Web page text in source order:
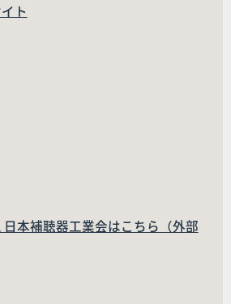
ト
本補聴器工業会はこちら（外部